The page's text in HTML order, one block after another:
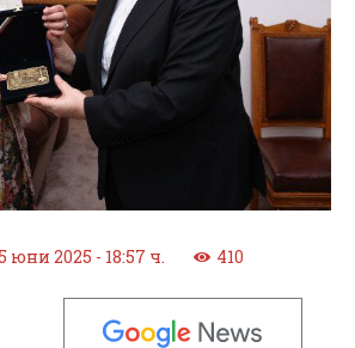
юни 2025 - 18:57 ч. 410